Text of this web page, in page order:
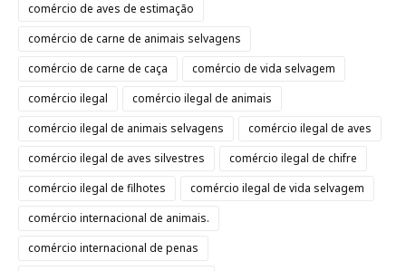
comércio de aves de estimação
comércio de carne de animais selvagens
comércio de carne de caça
comércio de vida selvagem
comércio ilegal
comércio ilegal de animais
comércio ilegal de animais selvagens
comércio ilegal de aves
comércio ilegal de aves silvestres
comércio ilegal de chifre
comércio ilegal de filhotes
comércio ilegal de vida selvagem
comércio internacional de animais.
comércio internacional de penas